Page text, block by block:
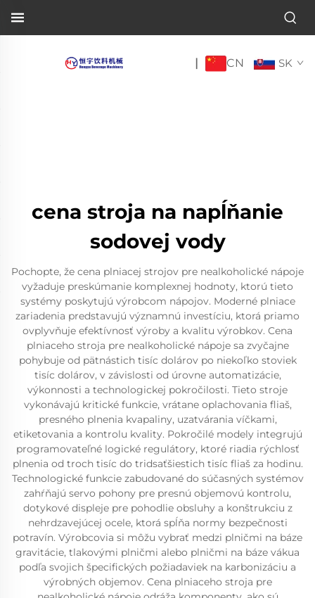
| CN SK
cena stroja na napĺňanie
sodovej vody
Pochopte, že cena plniacej strojov pre nealkoholické nápoje
vyžaduje preskúmanie komplexnej hodnoty, ktorú tieto
systémy poskytujú výrobcom nápojov. Moderné plniace
zariadenia predstavujú významnú investíciu, ktorá priamo
ovplyvňuje efektívnosť výroby a kvalitu výrobkov. Cena
plniaceho stroja pre nealkoholické nápoje sa zvyčajne
pohybuje od pätnástich tisíc dolárov po niekoľko stoviek
tisíc dolárov, v závislosti od úrovne automatizácie,
výkonnosti a technologickej pokročilosti. Tieto stroje
vykonávajú kritické funkcie, vrátane oplachovania fliaš,
presného plnenia kvapaliny, uzatvárania víčkami,
etiketovania a kontrolu kvality. Pokročilé modely integrujú
programovateľné logické regulátory, ktoré riadia rýchlosť
plnenia od troch tisíc do tridsaťšiestich tisíc fliaš za hodinu.
Technologické funkcie zabudované do súčasných systémov
zahŕňajú servo pohony pre presnú objemovú kontrolu,
dotykové displeje pre pohodlie obsluhy a konštrukciu z
nehrdzavejúcej ocele, ktorá spĺňa normy bezpečnosti
potravín. Výrobcovia si môžu vybrať medzi plničmi na báze
gravitácie, tlakovými plničmi alebo plničmi na báze vákua
podľa svojich špecifických požiadaviek na karbonizáciu a
výrobných objemov. Cena plniaceho stroja pre